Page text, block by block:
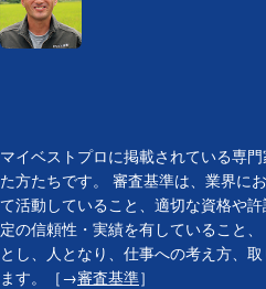
マイベストプロに掲載されている専
た方たちです。 審査基準は、業界に
て活動していること、適切な資格や
定の信頼性・実績を有していること
とし、人となり、仕事への考え方、
ます。［→審査基準］